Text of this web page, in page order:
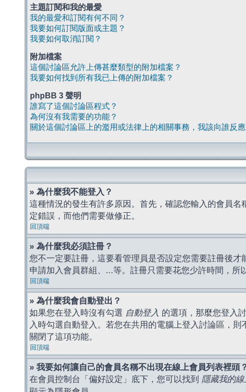
主題訂閱和我的最愛
我的最愛和訂閱有何不同？
我要如何訂閱版面或主題？
我要如何取消訂閱？
附加檔案
這個討論區允許上傳甚麼類型的附加檔案？
我要如何找到所有我已上傳的附加檔案？
phpBB 3 聲明
誰寫了這個討論區程式？
為何沒有我需要的功能？
關於這個討論區上的濫用或法律上的相關事務，我該向誰反應
» 為什麼我不能登入？
這種情況的發生有許多原因。首先，確認您輸入的會員
定錯誤，而他們需要做修正。
回頂端
» 為什麼我必須註冊？
您不一定要註冊，這要看管理員是否設定您需要註冊後
申請加入會員群組、...等。註冊只需要花您少許時間，所
回頂端
» 為什麼我會自動登出？
如果您在登入時沒有勾選 自動登入 的選項，那麼您登入
入時勾選自動登入。若您在共用的電腦上登入討論區，
關閉了這項功能。
回頂端
» 我要如何讓自己的會員名稱不出現在線上會員列表裡頭？
在會員控制台「偏好設定」底下，您可以找到 隱藏我的